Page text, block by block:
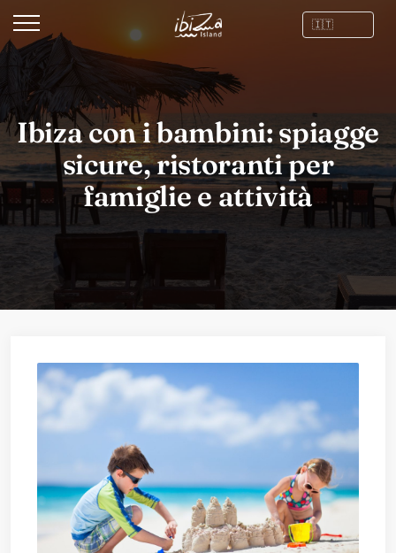
Ibiza con i bambini: spiagge
sicure, ristoranti per
famiglie e attività